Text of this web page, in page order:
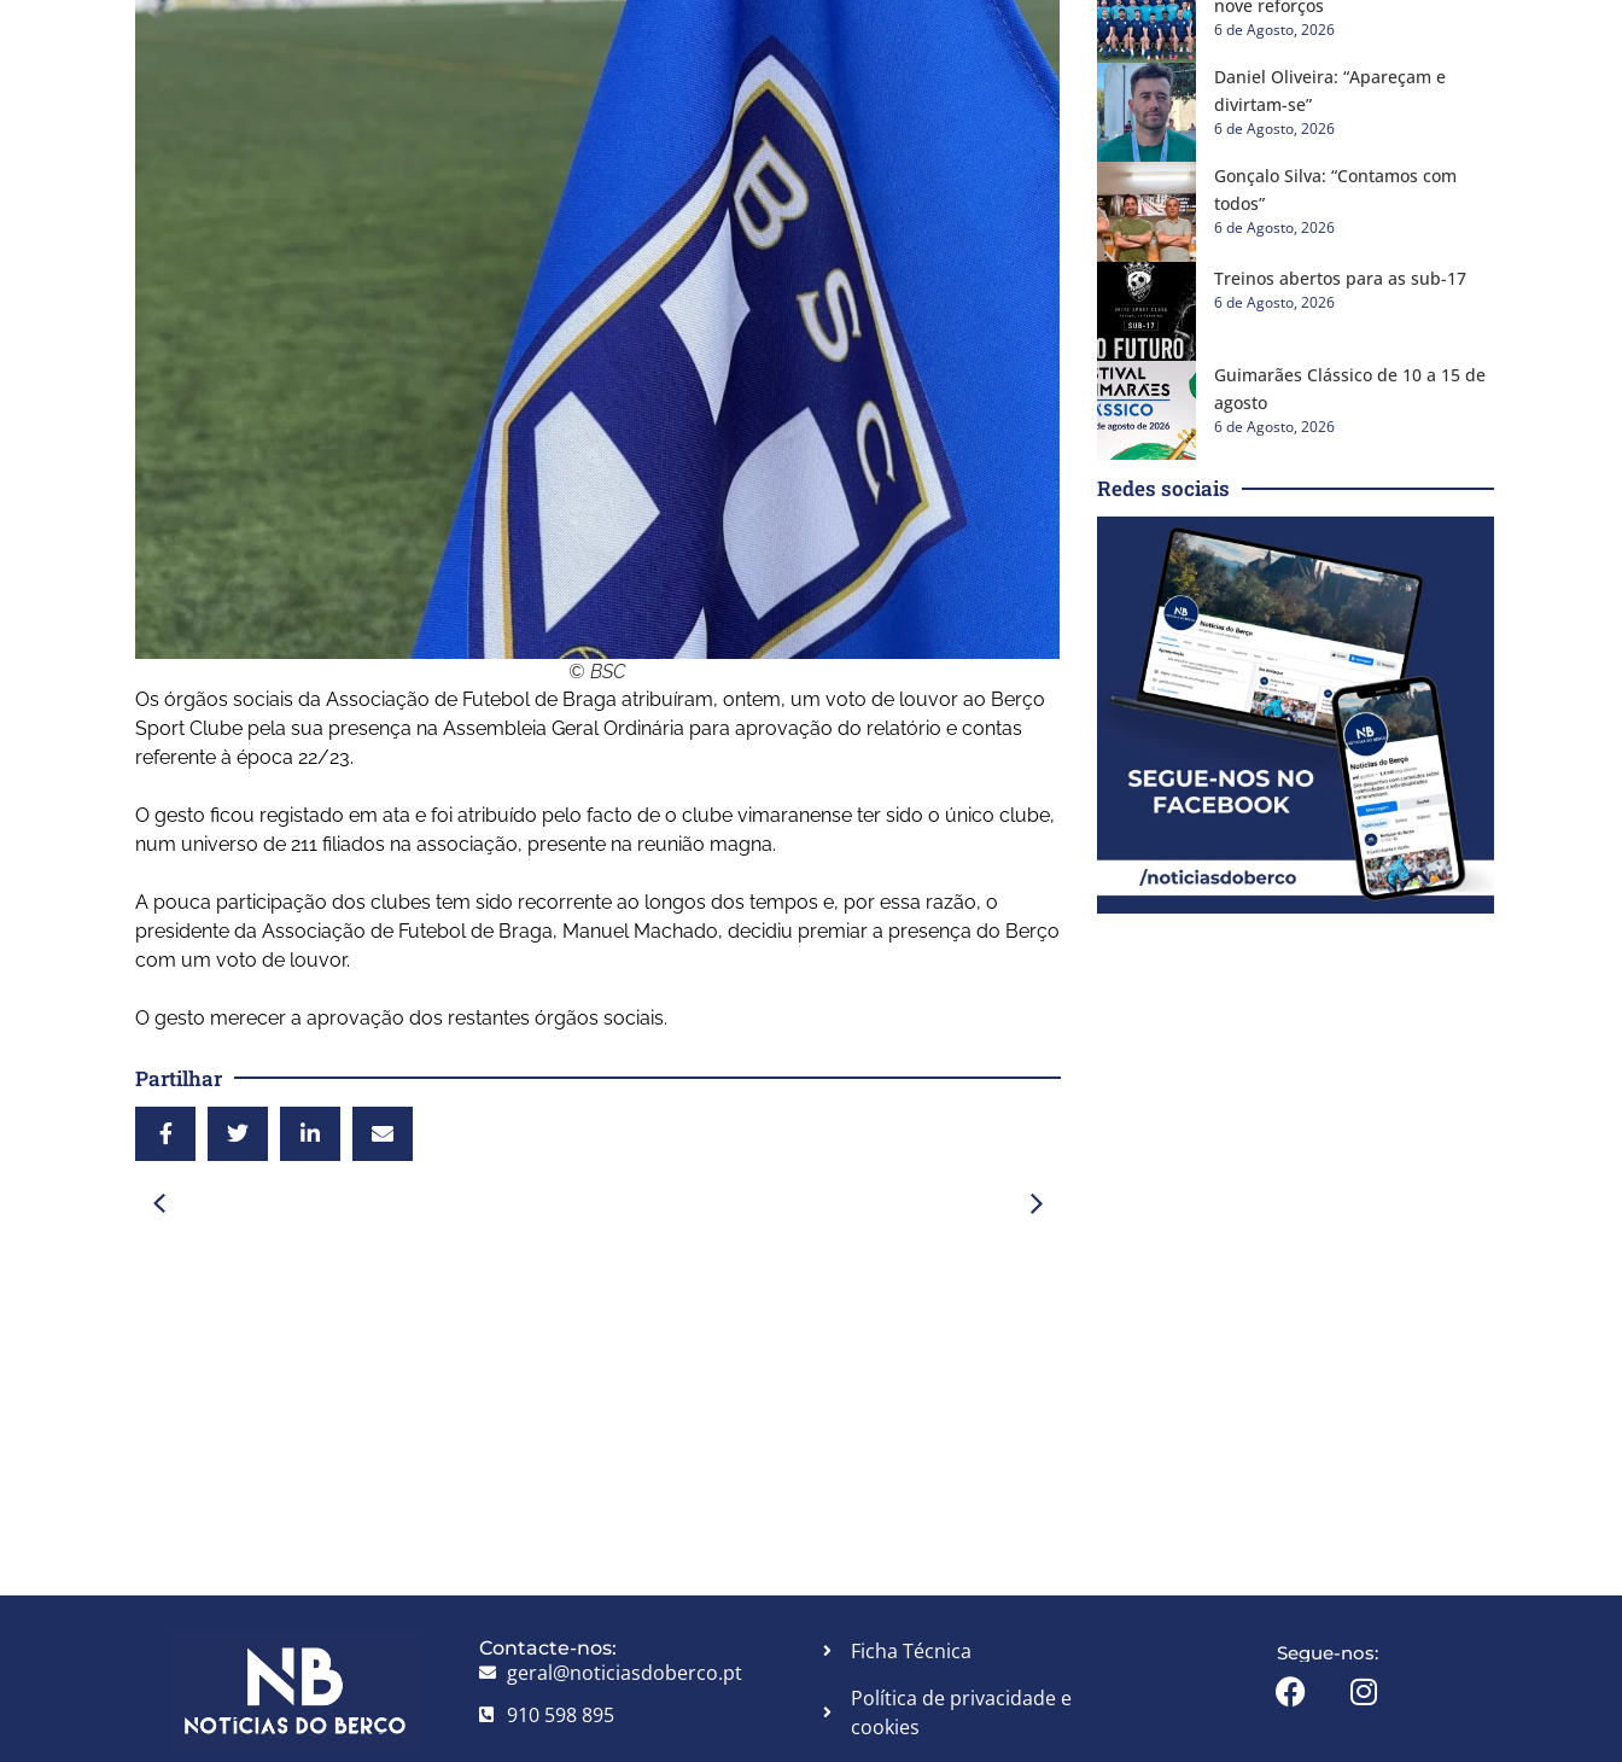
© BSC
Os órgãos sociais da Associação de Futebol de Braga atribuíram, ontem, um voto de louvor ao Berço
Sport Clube pela sua presença na Assembleia Geral Ordinária para aprovação do relatório e contas
referente à época 22/23.
O gesto ficou registado em ata e foi atribuído pelo facto de o clube vimaranense ter sido o único clube,
num universo de 211 filiados na associação, presente na reunião magna.
A pouca participação dos clubes tem sido recorrente ao longos dos tempos e, por essa razão, o
presidente da Associação de Futebol de Braga, Manuel Machado, decidiu premiar a presença do Berço
com um voto de louvor.
O gesto merecer a aprovação dos restantes órgãos sociais.
Partilhar
nove reforços
6 de Agosto, 2026
Daniel Oliveira: “Apareçam e
divirtam-se”
6 de Agosto, 2026
Gonçalo Silva: “Contamos com
todos”
6 de Agosto, 2026
Treinos abertos para as sub-17
6 de Agosto, 2026
Guimarães Clássico de 10 a 15 de
agosto
6 de Agosto, 2026
Redes sociais
Contacte-nos:
geral@noticiasdoberco.pt
910 598 895
Ficha Técnica
Política de privacidade e
cookies
Segue-nos: